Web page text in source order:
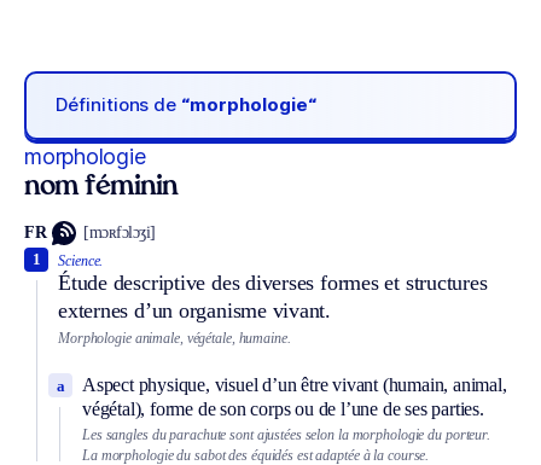
Définitions de “morphologie“
morphologie
nom féminin
FR [mɔʀfɔlɔʒi]
Science.
Étude descriptive des diverses formes et structures
externes d’un organisme vivant.
1
Morphologie animale, végétale, humaine.
Aspect physique, visuel d’un être vivant (humain, animal,
végétal), forme de son corps ou de l’une de ses parties.
a
Les sangles du parachute sont ajustées selon la morphologie du porteur.
La morphologie du sabot des équidés est adaptée à la course.